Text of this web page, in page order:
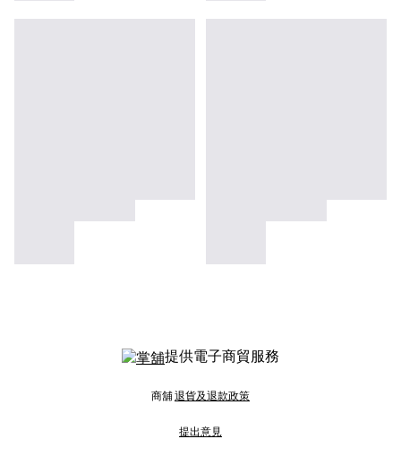
提供電子商貿服務
商舖退貨及退款政策
提出意見